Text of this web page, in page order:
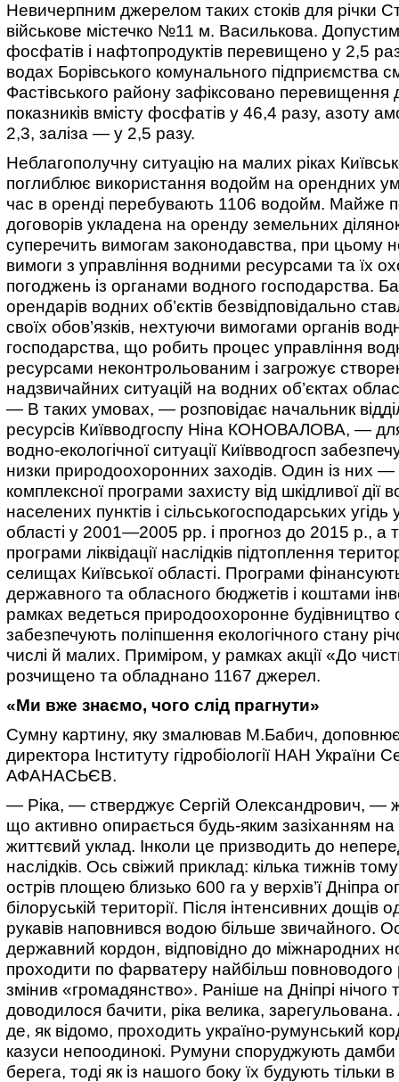
Невичерпним джерелом таких стоків для річки
військове містечко №11 м. Василькова.
фосфатів і нафтопродуктів перевищено у 2,5
водах Борівського комунального підприємства
Фастівського району зафіксовано перевищення
показників вмісту фосфатів у 46,4 разу, азоту
2,3, заліза — у 2,5 разу.
Неблагополучну ситуацію на малих ріках
поглиблює використання водойм на орендних
час в оренді перебувають 1106 водойм. Майже
договорів укладена на оренду земельних
суперечить вимогам законодавства, при цьому
вимоги з управління водними ресурсами та їх
погоджень із органами водного господарства.
орендарів водних об’єктів безвідповідально
своїх обов’язків, нехтуючи вимогами органів
господарства, що робить процес управління
ресурсами неконтрольованим і загрожує
надзвичайних ситуацій на водних об’єктах
— В таких умовах, — розповідає начальник
ресурсів Київводгоспу Ніна КОНОВАЛОВА, —
водно-екологічної ситуації Київводгосп
низки природоохоронних заходів. Один із них —
комплексної програми захисту від шкідливої дії
населених пунктів і сільськогосподарських угідь
області у 2001—2005 рр. і прогноз до 2015 р., а
програми ліквідації наслідків підтоплення
селищах Київської області. Програми
державного та обласного бюджетів і коштами
рамках ведеться природоохоронне будівництво
забезпечують поліпшення екологічного стану
числі й малих. Приміром, у рамках акції «До
розчищено та обладнано 1167 джерел.
«Ми вже знаємо, чого слід прагнути»
Сумну картину, яку змалював М.Бабич,
директора Інституту гідробіології НАН України
АФАНАСЬЄВ.
— Ріка, — стверджує Сергій Олександрович, —
що активно опирається будь-яким зазіханням на
життєвий уклад. Інколи це призводить до
наслідків. Ось свіжий приклад: кілька тижнів
острів площею близько 600 га у верхів’ї Дніпра
білоруській території. Після інтенсивних дощів
рукавів наповнився водою більше звичайного.
державний кордон, відповідно до міжнародних
проходити по фарватеру найбільш повноводого
змінив «громадянство». Раніше на Дніпрі нічого
доводилося бачити, ріка велика, зарегульована.
де, як відомо, проходить україно-румунський
казуси непоодинокі. Румуни споруджують дамби
берега, тоді як із нашого боку їх будують тільки